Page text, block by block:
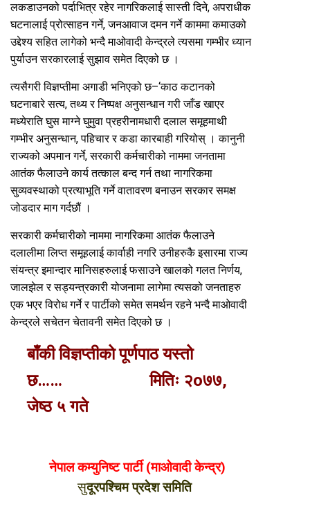
लकडाउनको पर्दाभित्र रहेर नागरिकलाई सास्ती दिने, अपराधीक
घटनालाई प्रोत्साहन गर्ने, जनआवाज दमन गर्ने काममा कमाउको
उद्देश्य सहित लागेको भन्दै माओवादी केन्द्रले त्यसमा गम्भीर ध्यान
पुर्याउन सरकारलाई सुझाव समेत दिएको छ ।
त्यसैगरी विज्ञप्तीमा अगाडी भनिएको छ–‘काठ कटानको
घटनाबारे सत्य, तथ्य र निष्पक्ष अनुसन्धान गरी जाँड खाएर
मध्येराति घुस माग्ने घुमुवा प्रहरीनामधारी दलाल समूहमाथी
गम्भीर अनुसन्धान, पहिचार र कडा कारबाही गरियोस् । कानुनी
राज्यको अपमान गर्ने, सरकारी कर्मचारीको नाममा जनतामा
आतंक फैलाउने कार्य तत्काल बन्द गर्न तथा नागरिकमा
सुव्यवस्थाको प्रत्याभूति गर्ने वातावरण बनाउन सरकार समक्ष
जोडदार माग गर्दछौं ।
सरकारी कर्मचारीको नाममा नागरिकमा आतंक फैलाउने
दलालीमा लिप्त समूहलाई कार्वाही नगरि उनीहरुकै इसारमा राज्य
संयन्त्र इमान्दार मानिसहरुलाई फसाउने खालको गलत निर्णय,
जालझेल र सड्यन्त्रकारी योजनामा लागेमा त्यसको जनताहरु
एक भएर विरोध गर्ने र पार्टीको समेत समर्थन रहने भन्दै माओवादी
केन्द्रले सचेतन चेतावनी समेत दिएको छ ।
बाँकी विज्ञप्तीको पूर्णपाठ यस्तो
छ…… मितिः २o७७,
जेष्ठ ५ गते
नेपाल कम्युनिष्ट पार्टी (माओवादी केन्द्र)
सुदूरपश्चिम प्रदेश समिति